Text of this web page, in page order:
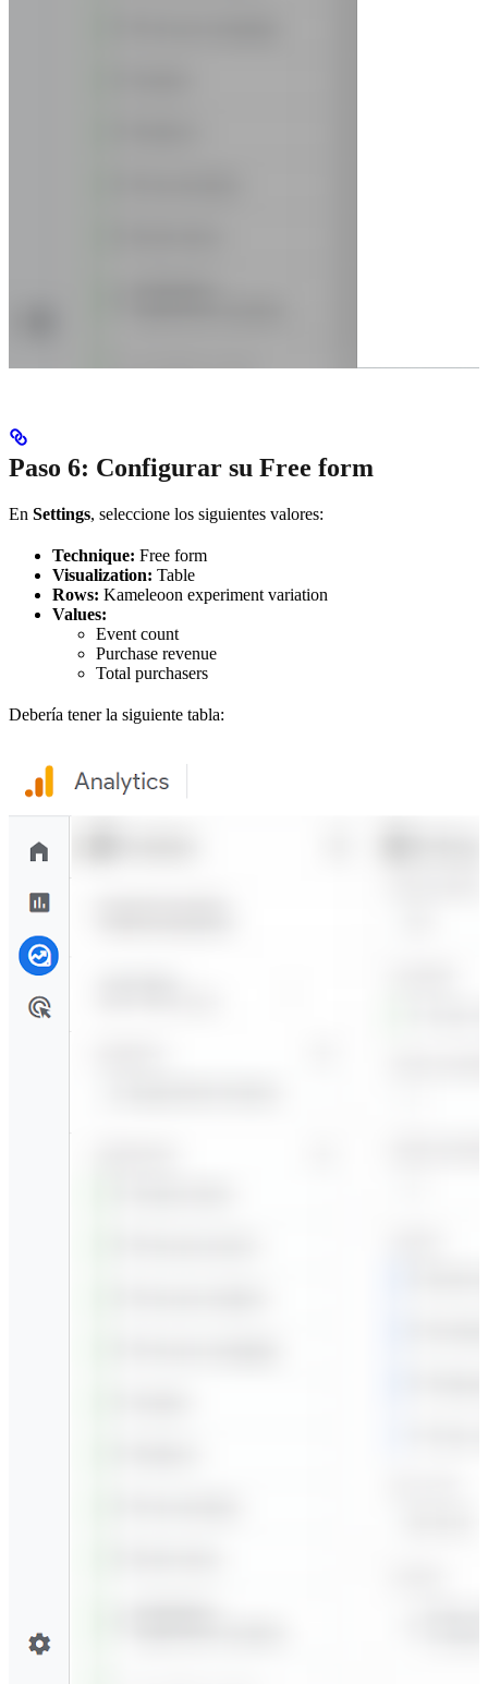
Paso 6: Configurar su Free form
En Settings, seleccione los siguientes valores:
Technique: Free form
Visualization: Table
Rows: Kameleoon experiment variation
Values:
Event count
Purchase revenue
Total purchasers
Debería tener la siguiente tabla: